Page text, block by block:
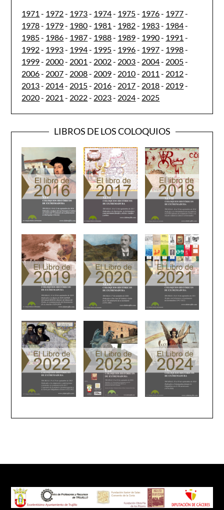
1971 - 1972- 1973- 1974- 1975- 1976- 1977-
1978- 1979- 1980- 1981 - 1982- 1983- 1984-
1985- 1986- 1987- 1988- 1989- 1990- 1991 -
1992- 1993- 1994- 1995- 1996- 1997- 1998-
1999- 2000- 2001 - 2002- 2003- 2004- 2005-
2006- 2007- 2008- 2009- 2010- 2011 - 2012-
2013- 2014- 2015- 2016- 2017- 2018- 2019-
2020- 2021 - 2022- 2023- 2024- 2025
LIBROS DE LOS COLOQUIOS